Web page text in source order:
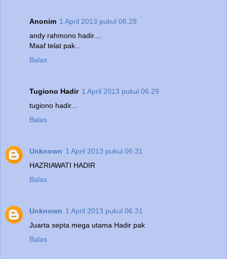
Anonim 1 April 2013 pukul 06.29
andy rahmono hadir....
Maaf telat pak...
Balas
Tugiono Hadir 1 April 2013 pukul 06.29
tugiono hadir...
Balas
Unknown 1 April 2013 pukul 06.31
HAZRIAWATI HADIR
Balas
Unknown 1 April 2013 pukul 06.31
Juarta septa mega utama Hadir pak
Balas